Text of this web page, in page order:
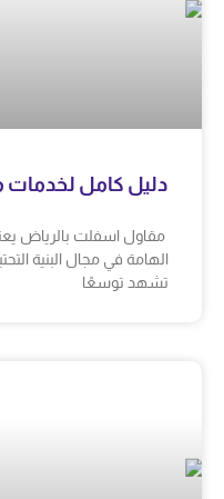
دليل كامل
مقاول اسفلت بالرياض
الهامة في مجال البنية
تشهد توسعًا